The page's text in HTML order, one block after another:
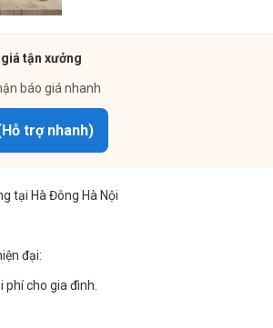
tận xưởng
báo giá nhanh
trợ nhanh)
tại Hà Đông Hà Nội
đại:
cho gia đình.